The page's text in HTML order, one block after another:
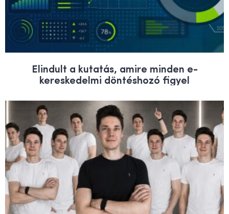
Elindult a kutatás, amire minden e-
kereskedelmi döntéshozó figyel